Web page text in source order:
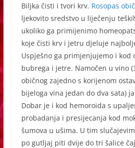
Biljka čisti i tvori krv. Rosopas
ljekovito sredstvo u liječenju
ukoliko ga primijenimo
koje čisti krv i jetru djeluje
Uspješno ga primjenjujemo i kod
bubrega i jetre. Namočen u vino
običnog zajedno s korijenom
bijeloga vina jedan do dva sata)
Dobar je i kod hemoroida s
probadanja i presijecanja kod
šumova u ušima. U tim
po gutljaj piti dvije do tri šalice